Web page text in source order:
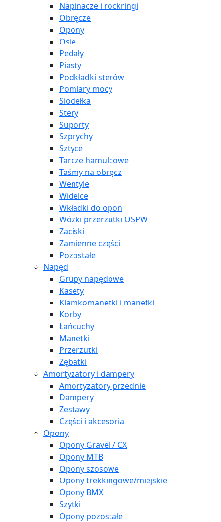
Napinacze i rockringi
Obręcze
Opony
Osie
Pedały
Piasty
Podkładki sterów
Pomiary mocy
Siodełka
Stery
Suporty
Szprychy
Sztyce
Tarcze hamulcowe
Taśmy na obręcz
Wentyle
Widelce
Wkładki do opon
Wózki przerzutki OSPW
Zaciski
Zamienne części
Pozostałe
Napęd
Grupy napędowe
Kasety
Klamkomanetki i manetki
Korby
Łańcuchy
Manetki
Przerzutki
Zębatki
Amortyzatory i dampery
Amortyzatory przednie
Dampery
Zestawy
Części i akcesoria
Opony
Opony Gravel / CX
Opony MTB
Opony szosowe
Opony trekkingowe/miejskie
Opony BMX
Szytki
Opony pozostałe